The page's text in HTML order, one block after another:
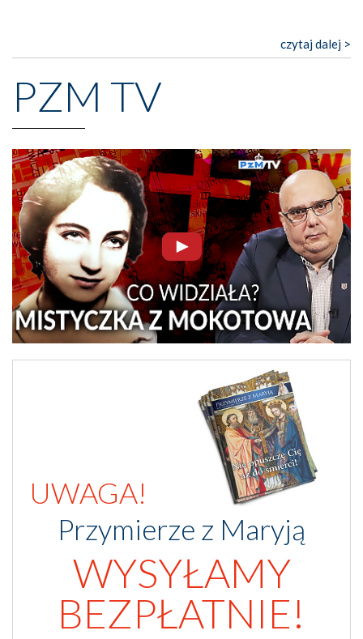
czytaj dalej >
PZM TV
UWAGA!
Przymierze z Maryją
WYSYŁAMY
BEZPŁATNIE!